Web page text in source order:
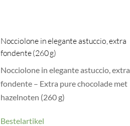
Nocciolone in elegante astuccio, extra
fondente (260 g)
Nocciolone in elegante astuccio, extra
fondente – Extra pure chocolade met
hazelnoten (260 g)
Bestelartikel